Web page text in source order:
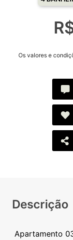
Os valores e
Descrição
Apartamento